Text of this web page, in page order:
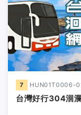
7 HUN01T0006-
台灣好行304洄